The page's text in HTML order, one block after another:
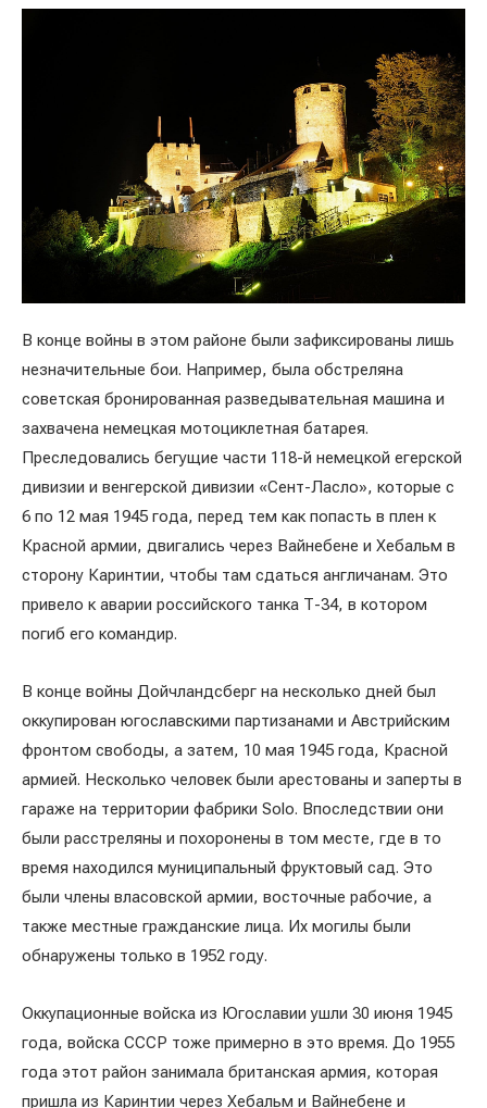
В конце войны в этом районе были зафиксированы лишь
незначительные бои. Например, была обстреляна
советская бронированная разведывательная машина и
захвачена немецкая мотоциклетная батарея.
Преследовались бегущие части 118-й немецкой егерской
дивизии и венгерской дивизии «Сент-Ласло», которые с
6 по 12 мая 1945 года, перед тем как попасть в плен к
Красной армии, двигались через Вайнебене и Хебальм в
сторону Каринтии, чтобы там сдаться англичанам. Это
привело к аварии российского танка Т-34, в котором
погиб его командир.
В конце войны Дойчландсберг на несколько дней был
оккупирован югославскими партизанами и Австрийским
фронтом свободы, а затем, 10 мая 1945 года, Красной
армией. Несколько человек были арестованы и заперты в
гараже на территории фабрики Solo. Впоследствии они
были расстреляны и похоронены в том месте, где в то
время находился муниципальный фруктовый сад. Это
были члены власовской армии, восточные рабочие, а
также местные гражданские лица. Их могилы были
обнаружены только в 1952 году.
Оккупационные войска из Югославии ушли 30 июня 1945
года, войска СССР тоже примерно в это время. До 1955
года этот район занимала британская армия, которая
пришла из Каринтии через Хебальм и Вайнебене и